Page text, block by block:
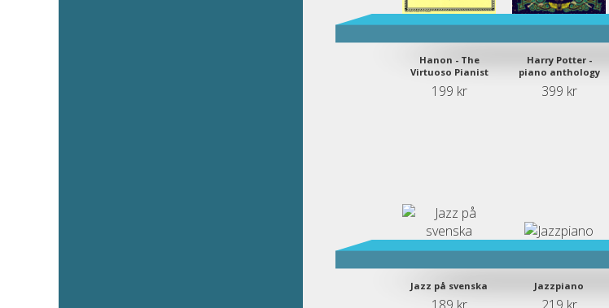
Hanon - The
Virtuoso Pianist
199 kr
Harry Potter -
piano anthology
399 kr
Jazz på svenska Jazzpiano